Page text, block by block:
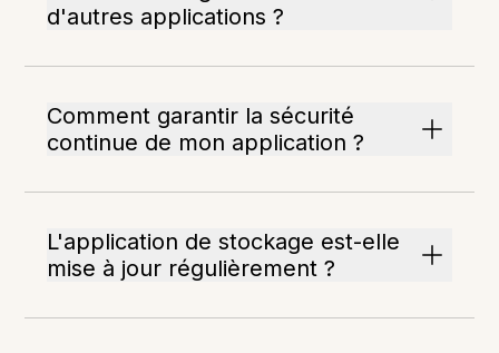
d'autres applications ?
Comment garantir la sécurité
continue de mon application ?
L'application de stockage est-elle
mise à jour régulièrement ?